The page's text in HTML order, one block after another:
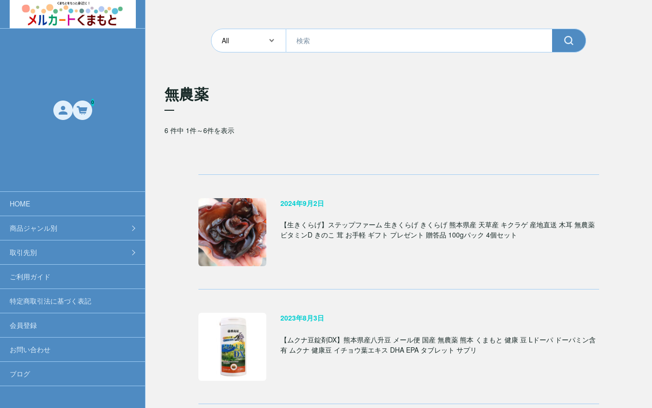
0
HOME
商品ジャンル別
取引先別
ご利用ガイド
特定商取引法に基づく表記
会員登録
お問い合わせ
ブログ
無農薬
6 件中 1件～6件を表示
2024年9月2日
【生きくらげ】ステップファーム 生きくらげ きくらげ 熊本県産 天草産 キクラゲ 産地直送 木耳 無農薬
ビタミンD きのこ 茸 お手軽 ギフト プレゼント 贈答品 100gパック 4個セット
2023年8月3日
【ムクナ豆錠剤DX】熊本県産八升豆 メール便 国産 無農薬 熊本 くまもと 健康 豆 Lドーパ ドーパミン含
有 ムクナ 健康豆 イチョウ葉エキス DHA EPA タブレット サプリ